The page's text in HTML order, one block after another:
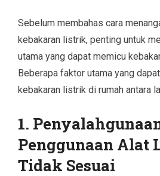
Sebelum membahas cara
kebakaran listrik, penting untuk
utama yang dapat memicu
Beberapa faktor utama yang
kebakaran listrik di rumah antara
1.
Penggunaan Alat
Tidak Sesuai